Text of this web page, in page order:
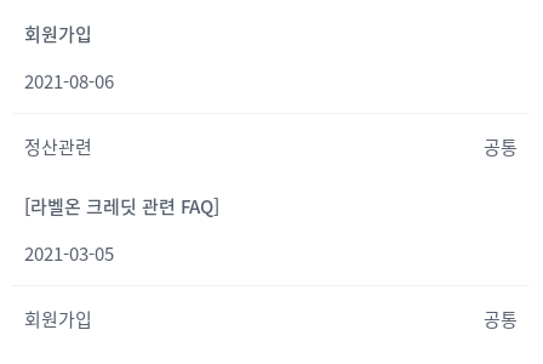
회원가입
2021-08-06
정산관련 공통
[라벨온 크레딧 관련 FAQ]
2021-03-05
회원가입 공통